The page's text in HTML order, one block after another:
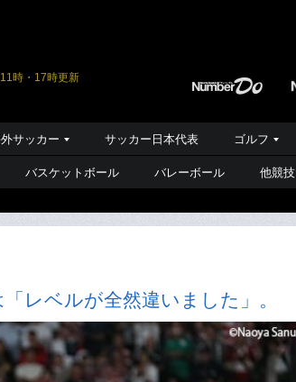
時・17時更新
サッカー サッカー日本代表 ゴルフ
バスケットボール バレーボール 他競技
レベルが全然違いました」。